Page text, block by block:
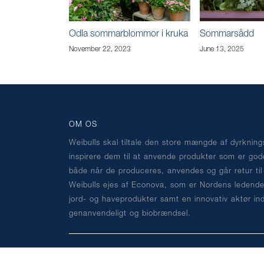
Odla sommarblommor i kruka
November 22, 2023
Sommarsådd
June 13, 2025
OM OS
Weibulls skal tiltale den store mængde af
inspirere dem til at anvende produkter som er
både når de produceres, anvendes og går retur til
Weibulls ejes af Econova, som er Nordens
jord- og haveprodukter samt en innovativ aktør
genanvendeligt og biobrændsel.